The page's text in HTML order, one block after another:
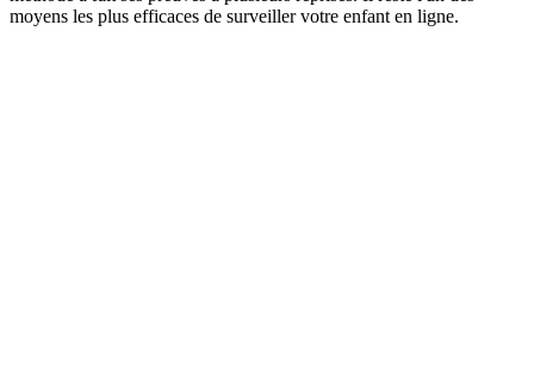
moyens les plus efficaces de surveiller votre enfant en ligne.